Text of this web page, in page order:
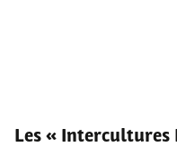
Les « Intercultures